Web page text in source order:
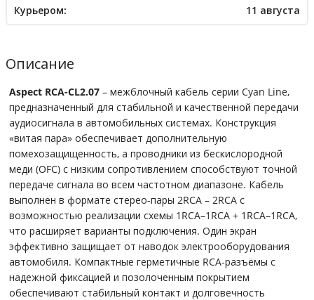
Курьером: 11 августа
Описание
Aspect RCA-CL2.07 – межблочный кабель серии Cyan Line,
предназначенный для стабильной и качественной передачи
аудиосигнала в автомобильных системах. Конструкция
«витая пара» обеспечивает дополнительную
помехозащищенность, а проводники из бескислородной
меди (OFC) с низким сопротивлением способствуют точной
передаче сигнала во всем частотном диапазоне. Кабель
выполнен в формате стерео-пары 2RCA – 2RCA с
возможностью реализации схемы 1RCA–1RCA + 1RCA–1RCA,
что расширяет варианты подключения. Один экран
эффективно защищает от наводок электрооборудования
автомобиля. Компактные герметичные RCA-разъёмы с
надежной фиксацией и позолоченным покрытием
обеспечивают стабильный контакт и долговечность